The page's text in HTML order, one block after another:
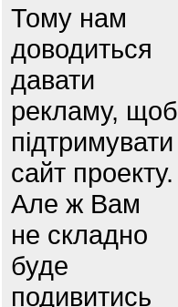
Тому нам
доводиться
давати
рекламу, щоб
підтримувати
сайт проекту.
Але ж Вам
не складно
буде
подивитись